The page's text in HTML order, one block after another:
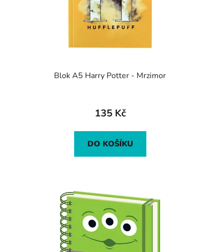
Blok A5 Harry Potter - Mrzimor
135 Kč
DO KOŠÍKU